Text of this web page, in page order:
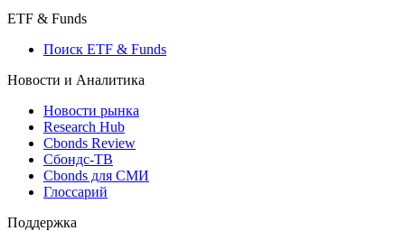
ETF & Funds
Поиск ETF & Funds
Новости и Аналитика
Новости рынка
Research Hub
Cbonds Review
Сбондс-ТВ
Cbonds для СМИ
Глоссарий
Поддержка